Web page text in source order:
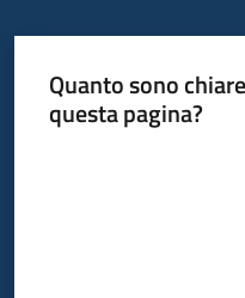
Quanto sono
questa pagina?